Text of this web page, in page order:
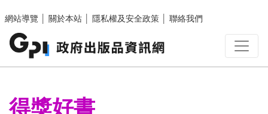
網站導覽
關於本站 隱私權及安全政策 聯絡我們
:::
得獎好書